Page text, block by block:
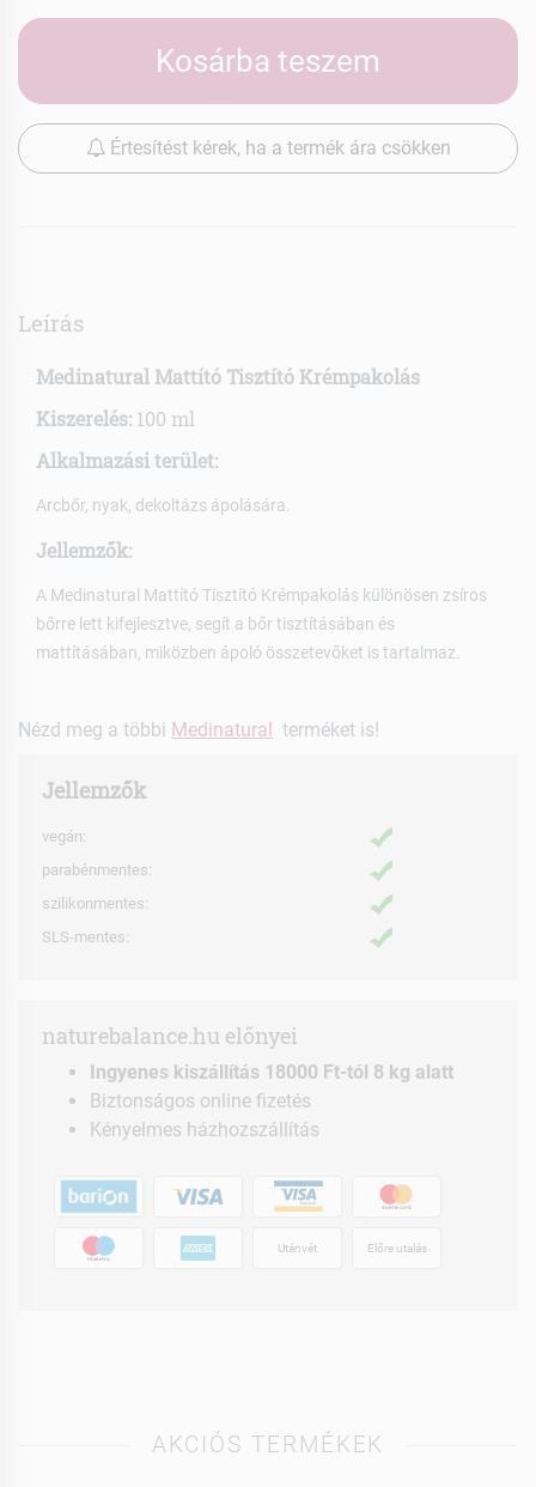
Kosárba teszem
Értesítést kérek, ha a termék ára csökken
Leírás
Medinatural Mattító Tisztító Krémpakolás
Kiszerelés: 100 ml
Alkalmazási terület:
Arcbőr, nyak, dekoltázs ápolására.
Jellemzők:
A Medinatural Mattító Tisztító Krémpakolás különösen zsíros
bőrre lett kifejlesztve, segít a bőr tisztításában és
mattításában, miközben ápoló összetevőket is tartalmaz.
Nézd meg a többi Medinatural terméket is!
Jellemzők
vegán:
parabénmentes:
szilikonmentes:
SLS-mentes:
naturebalance.hu előnyei
Ingyenes kiszállítás 18000 Ft-tól 8 kg alatt
Biztonságos online fizetés
Kényelmes házhozszállítás
Utánvét Előre utalás
AKCIÓS TERMÉKEK